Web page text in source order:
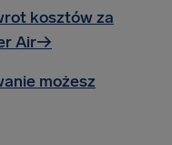
kosztów za
Air→
możesz